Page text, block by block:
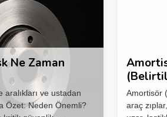
Ne Zaman
aralıkları ve ustadan
Özet: Neden Önemli?
Amortisör
araç